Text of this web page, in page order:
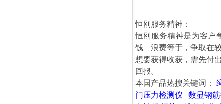
恒刚服务精神：
恒刚服务精神是为客户
钱，浪费等于，争取在
想要获得收获，需先付
回报。
本国产品热搜关键词：
门压力检测仪
数显钢